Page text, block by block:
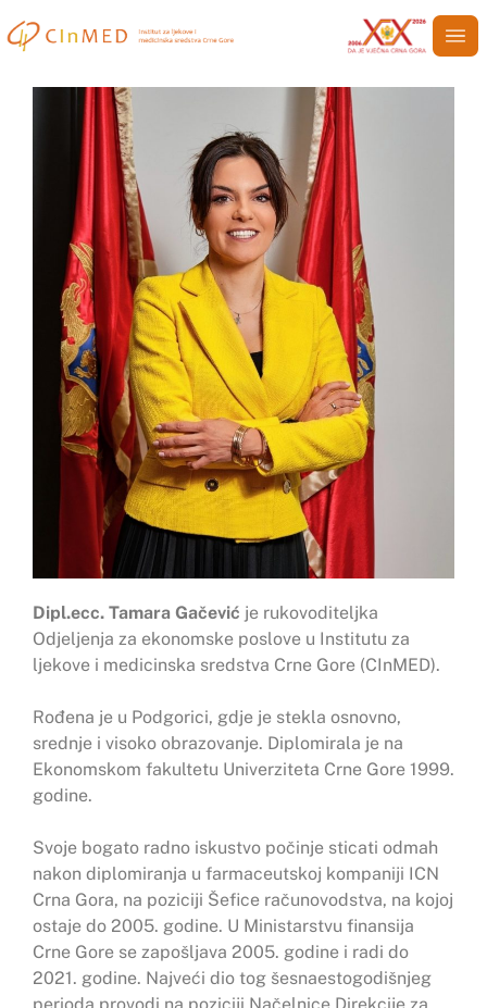
Dipl.ecc. Tamara Gačević je rukovoditeljka
Odjeljenja za ekonomske poslove u Institutu za
ljekove i medicinska sredstva Crne Gore (CInMED).
Rođena je u Podgorici, gdje je stekla osnovno,
srednje i visoko obrazovanje. Diplomirala je na
Ekonomskom fakultetu Univerziteta Crne Gore 1999.
godine.
Svoje bogato radno iskustvo počinje sticati odmah
nakon diplomiranja u farmaceutskoj kompaniji ICN
Crna Gora, na poziciji Šefice računovodstva, na kojoj
ostaje do 2005. godine. U Ministarstvu finansija
Crne Gore se zapošljava 2005. godine i radi do
2021. godine. Najveći dio tog šesnaestogodišnjeg
perioda provodi na poziciji Načelnice Direkcije za